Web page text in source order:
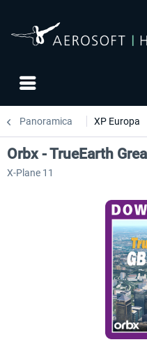
Panoramica XP Europa
Orbx - TrueEarth
X-Plane 11